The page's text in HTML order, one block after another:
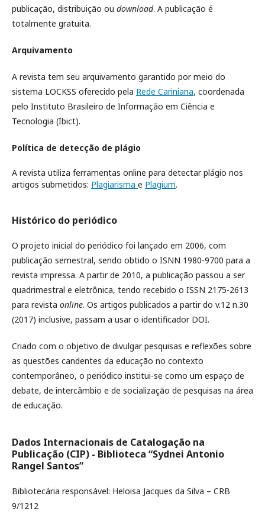
publicação, distribuição ou download. A publicação é
totalmente gratuita.
Arquivamento
A revista tem seu arquivamento garantido por meio do
sistema LOCKSS oferecido pela Rede Cariniana, coordenada
pelo Instituto Brasileiro de Informação em Ciência e
Tecnologia (Ibict).
Política de detecção de plágio
A revista utiliza ferramentas online para detectar plágio nos
artigos submetidos: Plagiarisma e Plagium.
Histórico do periódico
O projeto inicial do periódico foi lançado em 2006, com
publicação semestral, sendo obtido o ISNN 1980-9700 para a
revista impressa. A partir de 2010, a publicação passou a ser
quadrimestral e eletrônica, tendo recebido o ISSN 2175-2613
para revista online. Os artigos publicados a partir do v.12 n.30
(2017) inclusive, passam a usar o identificador DOI.
Criado com o objetivo de divulgar pesquisas e reflexões sobre
as questões candentes da educação no contexto
contemporâneo, o periódico institui-se como um espaço de
debate, de intercâmbio e de socialização de pesquisas na área
de educação.
Dados Internacionais de Catalogação na
Publicação (CIP) - Biblioteca “Sydnei Antonio
Rangel Santos”
Bibliotecária responsável: Heloisa Jacques da Silva – CRB
9/1212